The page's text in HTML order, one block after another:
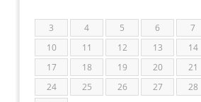
3
4 5 6 7
10
11 12 13 14
17
18 19 20 21
24
25 26 27 28